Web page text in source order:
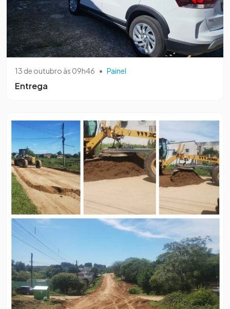
13 de outubro às 09h46 • Painel
Entrega